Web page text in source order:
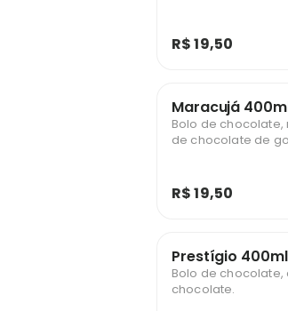
R$ 19,50
Maracujá
Bolo de
de chocolate de
R$ 19,50
Prestígio 400ml
Bolo de
chocolate.